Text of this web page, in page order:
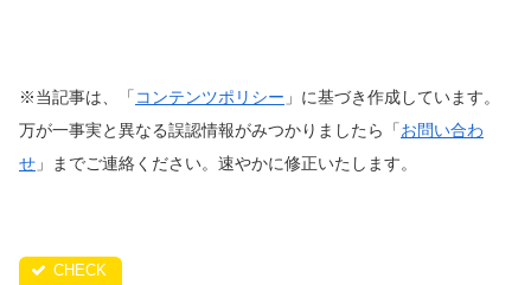
※当記事は、「 コンテンツポリシー 」に基づき作成しています。
万が一事実と異なる誤認情報がみつかりましたら「お問い合わ
せ 」までご連絡ください。速やかに修正いたします。